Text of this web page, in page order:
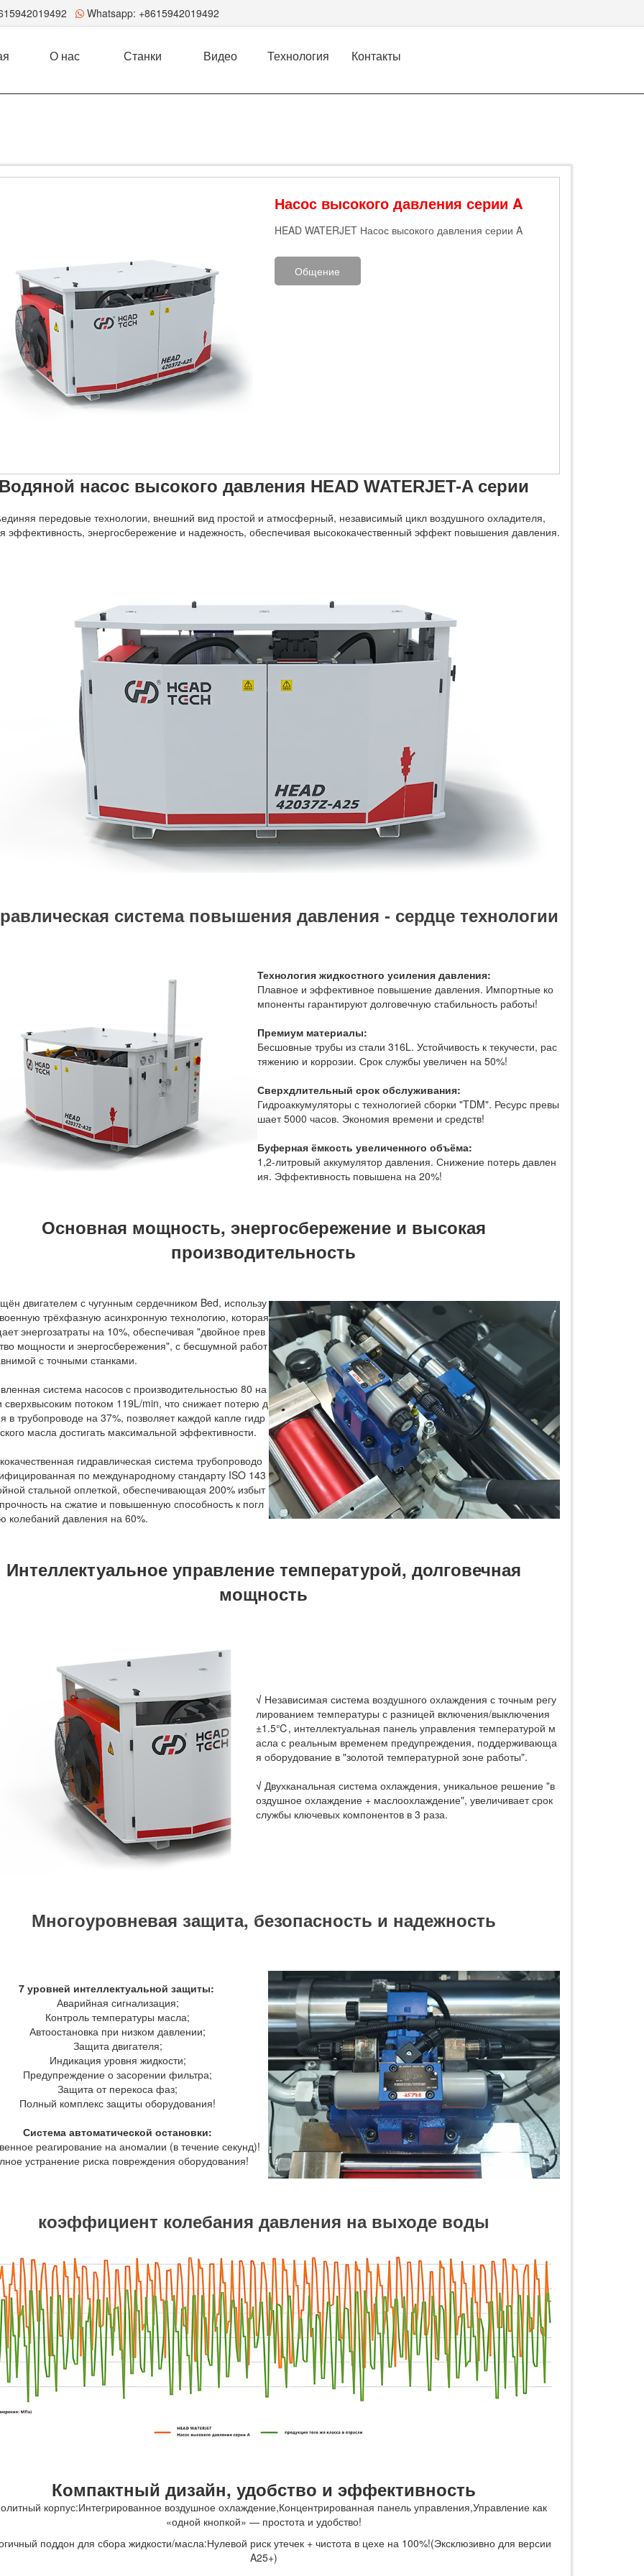
Whatsapp: +8615942019492
О нас Станки Видео Технология Контакты
‌Насос высокого давления серии A
H‌EAD WATERJET Насос высокого давления серии A
Общение
Водяной насос высокого давления HEAD WATERJET-A серии
передовые технологии, внешний вид простой и атмосферный, независимый цикл воздушного охладителя,
эффективность, энергосбережение и надежность, обеспечивая высококачественный эффект повышения давления.
система повышения давления - сердце технологии
Технология жидкостного усиления давления:
Плавное и эффективное повышение давления. Импортные ко
мпоненты гарантируют долговечную стабильность работы!
Премиум материалы:
Бесшовные трубы из стали 316L. Устойчивость к текучести, рас
тяжению и коррозии. Срок службы увеличен на 50%!
Сверхдлительный срок обслуживания:
Гидроаккумуляторы с технологией сборки "TDM". Ресурс превы
шает 5000 часов. Экономия времени и средств!
Буферная ёмкость увеличенного объёма:
1,2-литровый аккумулятор давления. Снижение потерь давлен
ия. Эффективность повышена на 20%!
Основная мощность, энергосбережение и высокая
производительность
двигателем с чугунным сердечником Bed, использу
трёхфазную асинхронную технологию, которая
энергозатраты на 10%, обеспечивая "двойное прев
мощности и энергосбережения", с бесшумной работ
с точными станками.
система насосов с производительностью 80 на
сверхвысоким потоком 119L/min, что снижает потерю д
в трубопроводе на 37%, позволяет каждой капле гидр
масла достигать максимальной эффективности.
гидравлическая система трубопроводо
по международному стандарту ISO 143
стальной оплеткой, обеспечивающая 200% избыт
на сжатие и повышенную способность к погл
колебаний давления на 60%.
Интеллектуальное управление температурой, долговечная
мощность
√ Независимая система воздушного охлаждения с точным регу
лированием температуры с разницей включения/выключения
±1.5℃, интеллектуальная панель управления температурой м
асла с реальным временем предупреждения, поддерживающа
я оборудование в "золотой температурной зоне работы".
√ Двухканальная система охлаждения, уникальное решение "в
оздушное охлаждение + маслоохлаждение", увеличивает срок
службы ключевых компонентов в 3 раза.
Многоуровневая защита, безопасность и надежность
7 уровней интеллектуальной защиты:
Аварийная сигнализация;
Контроль температуры масла;
Автоостановка при низком давлении;
Защита двигателя;
Индикация уровня жидкости;
Предупреждение о засорении фильтра;
Защита от перекоса фаз;
Полный комплекс защиты оборудования!
Система автоматической остановки:
реагирование на аномалии (в течение секунд)!
устранение риска повреждения оборудования!
коэффициент колебания давления на выходе воды‌‌
Компактный дизайн, удобство и эффективность
корпус:Интегрированное воздушное охлаждение,Концентрированная панель управления,Управление как
«одной кнопкой» — простота и удобство!
поддон для сбора жидкости/масла:Нулевой риск утечек + чистота в цехе на 100%!(Эксклюзивно для версии
A25+)